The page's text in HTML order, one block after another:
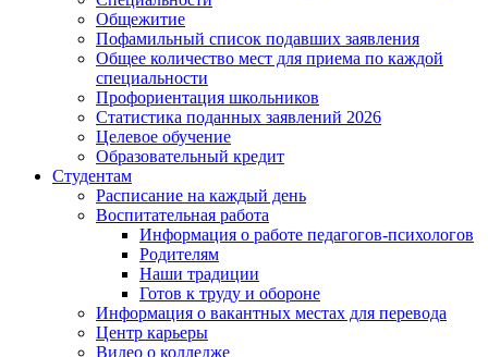
Общежитие
Пофамильный список подавших заявления
Общее количество мест для приема по каждой
специальности
Профориентация школьников
Статистика поданных заявлений 2026
Целевое обучение
Образовательный кредит
Студентам
Расписание на каждый день
Воспитательная работа
Информация о работе педагогов-психологов
Родителям
Наши традиции
Готов к труду и обороне
Информация о вакантных местах для перевода
Центр карьеры
Видео о колледже